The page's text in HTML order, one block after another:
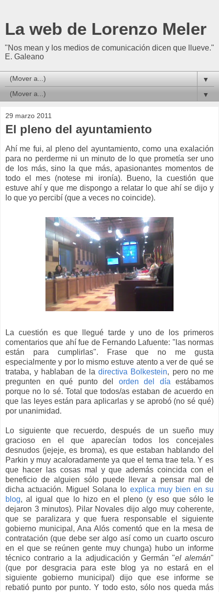
La web de Lorenzo Meler
"Nos mean y los medios de comunicación dicen que llueve."
E. Galeano
▼
▼
29 marzo 2011
El pleno del ayuntamiento
Ahí me fui, al pleno del ayuntamiento, como una exalación
para no perderme ni un minuto de lo que prometía ser uno
de los más, sino la que más, apasionantes momentos de
todo el mes (notese mi ironía). Bueno, la cuestión que
estuve ahí y que me dispongo a relatar lo que ahí se dijo y
lo que yo percibí (que a veces no coincide).
La cuestión es que llegué tarde y uno de los primeros
comentarios que ahí fue de Fernando Lafuente: "las normas
están para cumplirlas". Frase que no me gusta
especialmente y por lo mismo estuve atento a ver de qué se
trataba, y hablaban de ladirectiva Bolkestein, pero no me
pregunten en qué punto del orden del día estábamos
porque no lo sé. Total que todos/as estaban de acuerdo en
que las leyes están para aplicarlas y se aprobó (no sé qué)
por unanimidad.
Lo siguiente que recuerdo, después de un sueño muy
gracioso en el que aparecían todos los concejales
desnudos (jejeje, es broma), es que estaban hablando del
Parkin y muy acaloradamente ya que el tema trae tela. Y es
que hacer las cosas mal y que además coincida con el
beneficio de alguien sólo puede llevar a pensar mal de
dicha actuación. Miguel Solana lo explica muy bien en su
blog, al igual que lo hizo en el pleno (y eso que sólo le
dejaron 3 minutos). Pilar Novales dijo algo muy coherente,
que se paralizara y que fuera responsable el siguiente
gobierno municipal, Ana Alós comentó que en la mesa de
contratación (que debe ser algo así como un cuarto oscuro
en el que se reúnen gente muy chunga) hubo un informe
técnico contrario a la adjudicación y Germán "el alemán"
(que por desgracia para este blog ya no estará en el
siguiente gobierno municipal) dijo que ese informe se
rebatió punto por punto. Y todo esto, sólo nos queda más